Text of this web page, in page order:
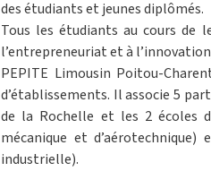
des étudiants et jeunes diplômés.
Tous les étudiants au cours de
l’entrepreneuriat et à
PEPITE Limousin Poitou-
d’établissements. Il associe 5
de la Rochelle et les 2 écoles
mécanique et
industrielle).